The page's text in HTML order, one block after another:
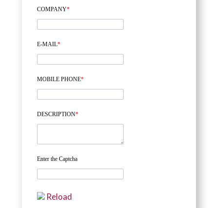
COMPANY*
E-MAIL*
MOBILE PHONE*
DESCRIPTION*
Enter the Captcha
Reload